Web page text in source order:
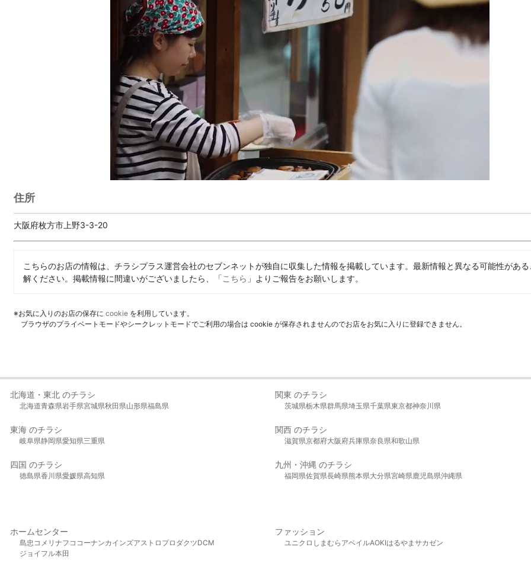
住所
大阪府枚方市上野3-3-20
こちらのお店の情報は、チラシプラス運営会社のセブンネットが独自に収集した情報を掲載しています。最新情報と異なる可能性があ
解ください。掲載情報に間違いがございましたら、「こちら 」よりご報告をお願いします。
※お気に入りのお店の保存に cookie を利用しています。
ブラウザのプライベートモードやシークレットモードでご利用の場合は cookie が保存されませんのでお店をお気に入りに登録できません。
北海道・東北 のチラシ
北海道青森県岩手県宮城県秋田県山形県福島県
関東 のチラシ
茨城県栃木県群馬県埼玉県千葉県東京都神奈川県
東海 のチラシ
岐阜県静岡県愛知県三重県
関西 のチラシ
滋賀県京都府大阪府兵庫県奈良県和歌山県
四国 のチラシ
徳島県香川県愛媛県高知県
九州・沖縄 のチラシ
福岡県佐賀県長崎県熊本県大分県宮崎県鹿児島県沖縄県
ホームセンター
島忠 コメリ ナフコ コーナンカインズアストロプロダクツDCM
ジョイフル本田
ファッション
ユニクロ しまむら アベイルAOKIはるやま サカゼン